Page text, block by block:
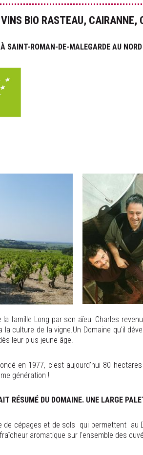
BIO RASTEAU, CAIRANNE,
SAINT-ROMAN-DE-MALEGARDE AU
famille Long par son aïeul Charles
la culture de la vigne.Un Domaine qu'il
leur plus jeune âge.
en 1977, c'est aujourd'hui 80
génération !
RÉSUMÉ DU DOMAINE. UNE LARGE
de cépages et de sols qui permettent au
aromatique sur l'ensemble des